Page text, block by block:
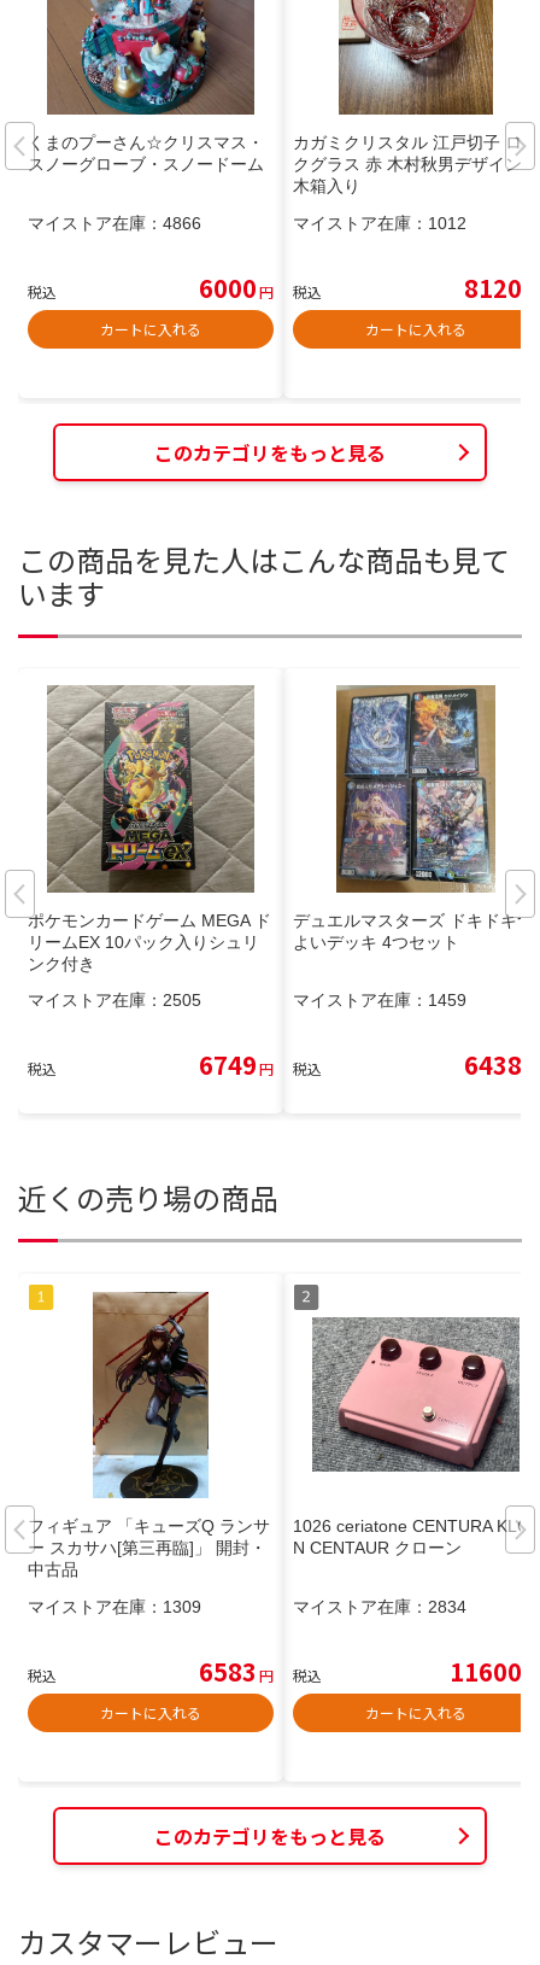
くまのプーさん☆クリスマス・
スノーグローブ・スノードーム
マイストア在庫： 4866
税込 6000円
カートに入れる
カガミクリスタル 江戸切子 ロッ
クグラス 赤 木村秋男デザイン
木箱入り
マイストア在庫： 1012
税込 8120
カートに入れる
このカテゴリをもっと見る
この商品を見た人はこんな商品も見て
います
ポケモンカードゲーム MEGA ド
リームEX 10パック入りシュリ
ンク付き
マイストア在庫： 2505
税込 6749円
デュエルマスターズ ドキドキつ
よいデッキ 4つセット
マイストア在庫： 1459
税込 6438
近くの売り場の商品
フィギュア 「キューズQ ランサ
ー スカサハ[第三再臨]」 開封・
中古品
マイストア在庫： 1309
税込 6583 円
カートに入れる
1026 ceriatone CENTURA KLO
N CENTAUR クローン
マイストア在庫： 2834
税込 11600
カートに入れる
このカテゴリをもっと見る
カスタマーレビュー